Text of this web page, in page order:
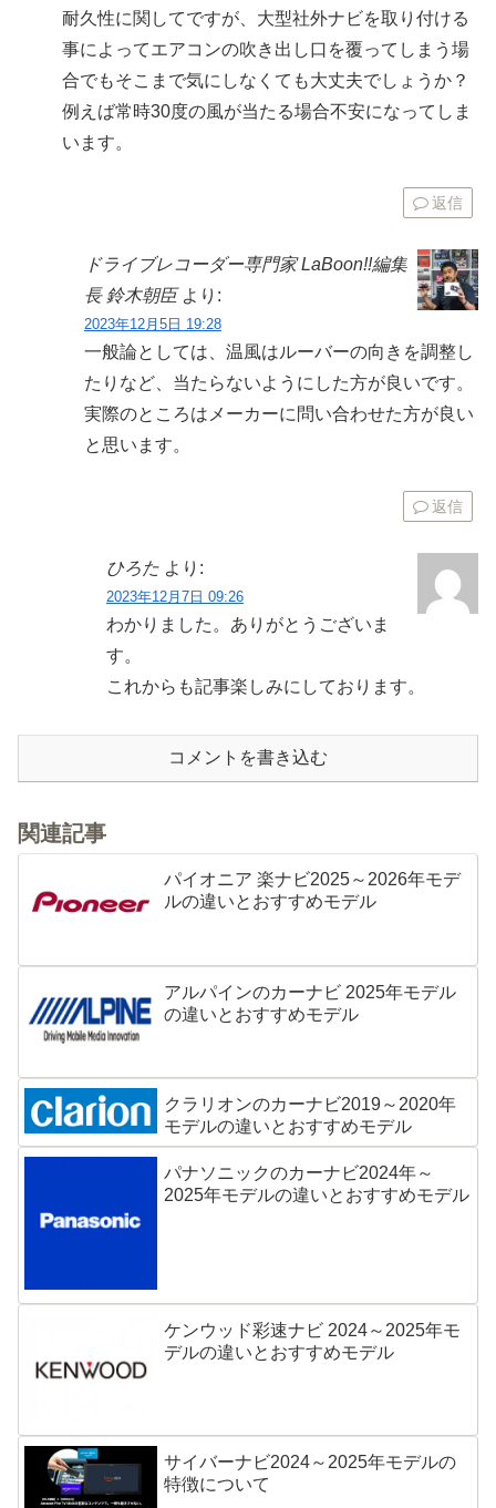
耐久性に関してですが、大型社外ナビを取り付ける
事によってエアコンの吹き出し口を覆ってしまう場
合でもそこまで気にしなくても大丈夫でしょうか？
例えば常時30度の風が当たる場合不安になってしま
います。
返信
ドライブレコーダー専門家 LaBoon!!編集
長 鈴木朝臣 より:
2023年12月5日 19:28
一般論としては、温風はルーバーの向きを調整し
たりなど、当たらないようにした方が良いです。
実際のところはメーカーに問い合わせた方が良い
と思います。
返信
ひろた より:
2023年12月7日 09:26
わかりました。ありがとうございま
す。
これからも記事楽しみにしております。
コメントを書き込む
関連記事
パイオニア 楽ナビ2025～2026年モデ
ルの違いとおすすめモデル
アルパインのカーナビ 2025年モデル
の違いとおすすめモデル
クラリオンのカーナビ2019～2020年
モデルの違いとおすすめモデル
パナソニックのカーナビ2024年～
2025年モデルの違いとおすすめモデル
ケンウッド彩速ナビ 2024～2025年モ
デルの違いとおすすめモデル
サイバーナビ2024～2025年モデルの
特徴について